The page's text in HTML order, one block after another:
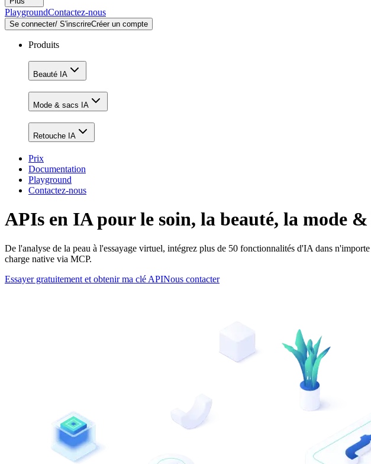
PlaygroundContactez-nous
Se connecter/ S'inscrireCréer un compte
Produits
Beauté IA
Mode & sacs IA
Retouche IA
Prix
Documentation
Playground
Contactez-nous
APIs en IA pour le soin, la beauté, la mode &
De l'analyse de la peau à l'essayage virtuel, intégrez plus de 50 fonctionnalités d'IA dans
charge native via MCP.
Essayer gratuitement et obtenir ma clé APINous contacter